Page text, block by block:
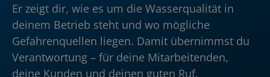
Er zeigt dir, wie es um die Wasserqualität in
deinem Betrieb steht und wo mögliche
Gefahrenquellen liegen. Damit übernimmst du
Verantwortung – für deine Mitarbeitenden,
deine Kunden und deinen guten Ruf.